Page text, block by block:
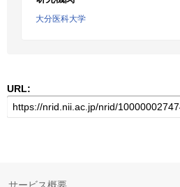
大分医科大学
URL: